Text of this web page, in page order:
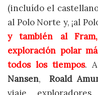
(incluído el
al Polo Norte y, ¡al
y también al
exploración polar
todos los tiempos.
Nansen,Roald
viaje,